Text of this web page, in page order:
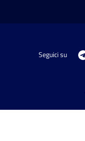
Seguici su